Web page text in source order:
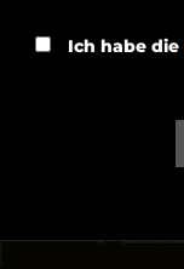
Ich habe die